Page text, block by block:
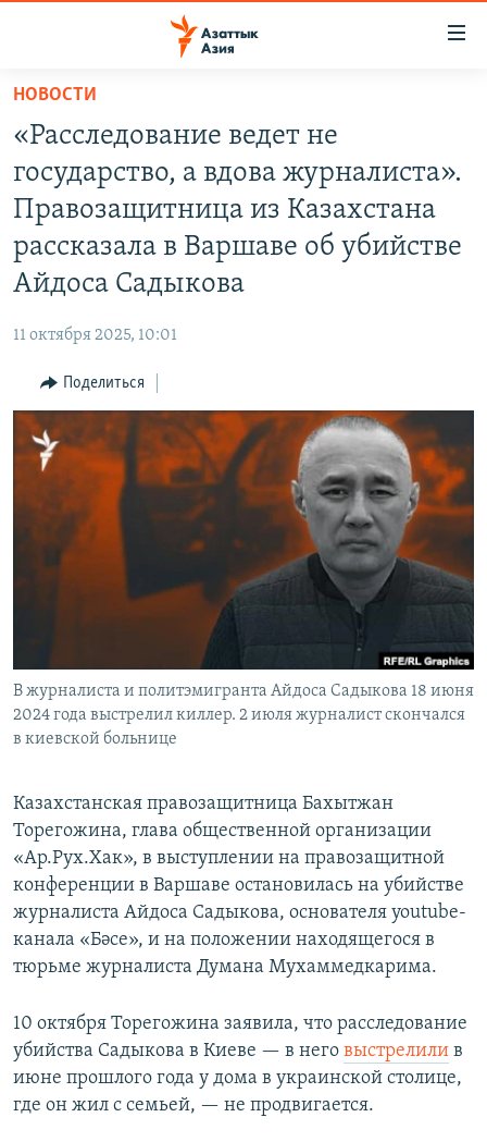
Вернуться
основному
содержанию
Вернутся
главной
навигации
ТАДЖИКИСТАН
ВОЙНА В УКРАИНЕ
НА ДРУГИХ ЯЗЫКАХ
ҚАЗАҚША
ТОҶИКӢ
TÜRKMENÇE
ПОДПИШИТЕСЬ НА НАС В СОЦСЕТЯХ
Все сайты РСЕ/РС
НОВОСТИ
«Расследование ведет не
государство, а вдова журналиста».
Правозащитница из Казахстана
рассказала в Варшаве об убийстве
Айдоса Садыкова
11 октября 2025, 10:01
Поделиться
В журналиста и политэмигранта Айдоса Садыкова 18 июня
2024 года выстрелил киллер. 2 июля журналист скончался
в киевской больнице
Казахстанская правозащитница Бахытжан
Торегожина, глава общественной организации
«Ар.Рух.Хак», в выступлении на правозащитной
конференции в Варшаве остановилась на убийстве
журналиста Айдоса Садыкова, основателя youtube-
канала «Бәсе», и на положении находящегося в
тюрьме журналиста Думана Мухаммедкарима.
10 октября Торегожина заявила, что расследование
убийства Садыкова в Киеве — в него выстрелили в
июне прошлого года у дома в украинской столице,
где он жил с семьей, — не продвигается.